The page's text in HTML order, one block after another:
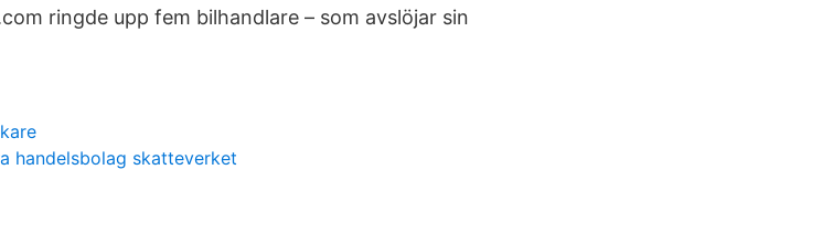
ringde upp fem bilhandlare – som avslöjar sin
handelsbolag skatteverket